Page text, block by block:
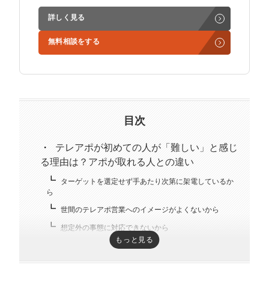
ど営業支援を担当。
学生時代からに代表岩野の社長秘書として活動。現在は
3社の事業責任者も務めており、Webマーケティングと
趣味はキックボクシング。アマチュアの戦績は2戦0勝2
詳しく見る
無料相談をする
目次
テレアポが初めての人が「難しい」と感じ
る理由は？アポが取れる人との違い
ターゲットを選定せず手あたり次第に架電しているか
ら
世間のテレアポ営業へのイメージがよくないから
想定外の事態に対応できないから
キーパーソンが複数人いるから
受付を突破するのが難しいから
もっと見る